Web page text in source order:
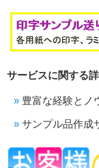
サービスに関する
豊富な経験とノ
サンプル品作成